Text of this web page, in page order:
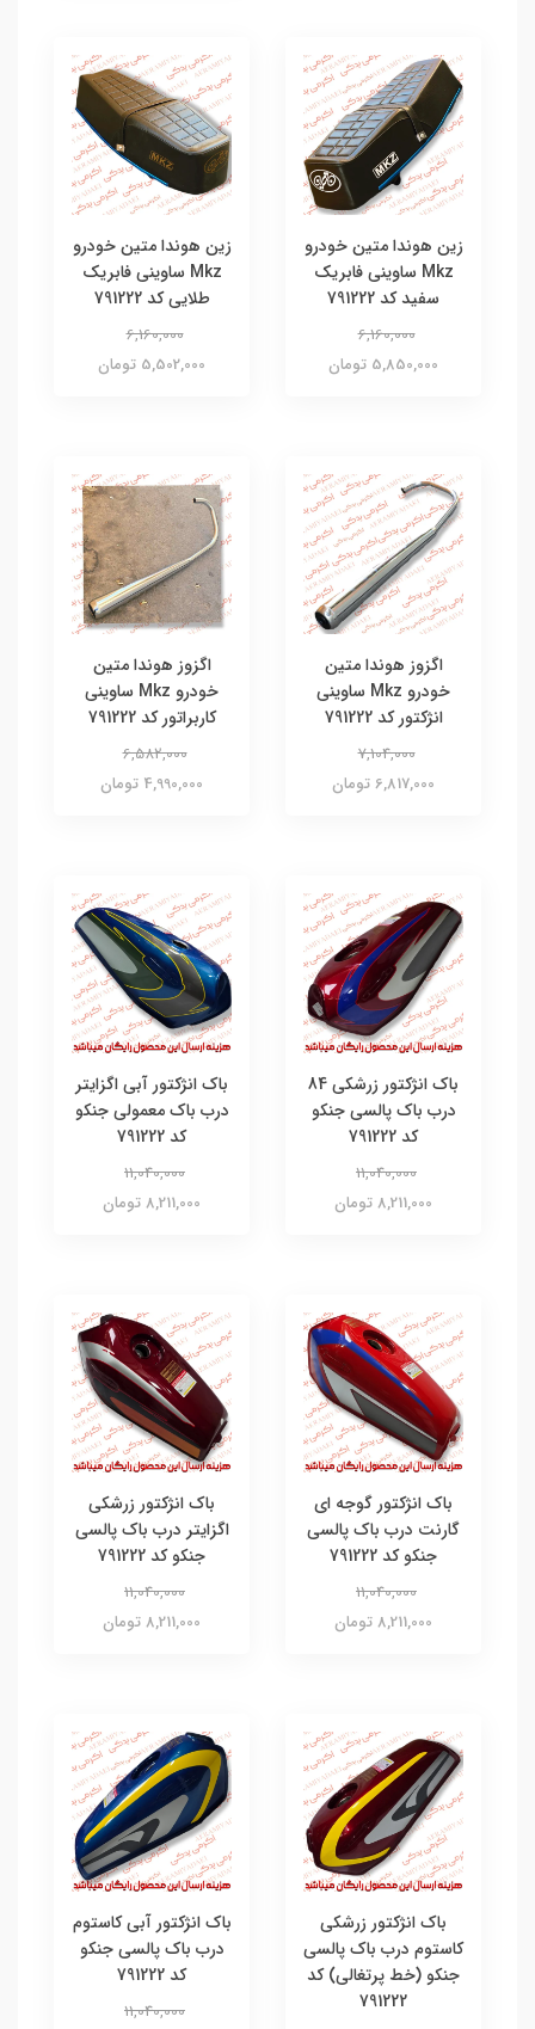
زین هوندا متین خودرو
Mkz ساوینی فابریک
سفید کد 791222
6,160,000
5,850,000 تومان
زین هوندا متین خودرو
Mkz ساوینی فابریک
طلایی کد 791222
6,160,000
5,502,000 تومان
اگزوز هوندا متین
خودرو Mkz ساوینی
انژکتور کد 791222
7,104,000
6,817,000 تومان
اگزوز هوندا متین
خودرو Mkz ساوینی
کاربراتور کد 791222
6,582,000
4,990,000 تومان
باک انژکتور زرشکی 84
درب باک پالسی جنکو
کد 791222
11,040,000
8,211,000 تومان
باک انژکتور آبی اگزایتر
درب باک معمولی جنکو
کد 791222
11,040,000
8,211,000 تومان
باک انژکتور گوجه ای
گارنت درب باک پالسی
جنکو کد 791222
11,040,000
8,211,000 تومان
باک انژکتور زرشکی
اگزایتر درب باک پالسی
جنکو کد 791222
11,040,000
8,211,000 تومان
باک انژکتور زرشکی
کاستوم درب باک پالسی
جنکو (خط پرتغالی) کد
791222
باک انژکتور آبی کاستوم
درب باک پالسی جنکو
کد 791222
11,040,000